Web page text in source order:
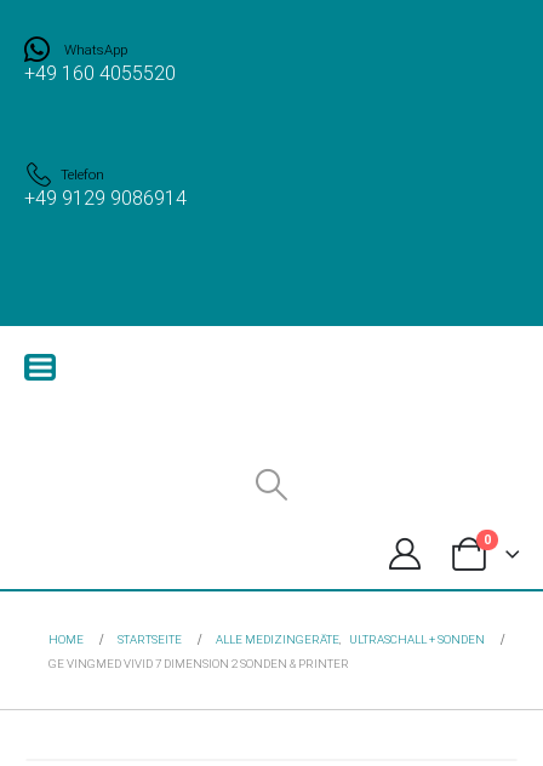
WhatsApp
+49 160 4055520
Telefon
+49 9129 9086914
0
HOME STARTSEITE ALLE MEDIZINGERÄTE
ULTRASCHALL + SONDEN
GE VINGMED VIVID 7 DIMENSION 2 SONDEN & PRINTER